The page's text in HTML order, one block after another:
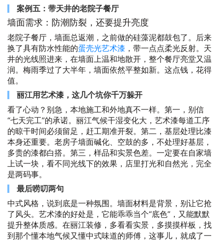
案例五：带天井的老院子餐厅
墙面需求：防潮防裂，还要提升亮度
老院子餐厅，墙面总返潮，之前做的硅藻泥都鼓包了。后来
换了具有防水性能的蛋壳光艺术漆 ，带一点点柔光反射。天
井的光线照进来，在墙面上温和地散开，整个餐厅亮堂又温
润。梅雨季过了大半年，墙面依然平整如新。这点钱，花得
值。
丽江用艺术漆，这几个坑你千万躲开
看了心动？别急，本地施工和外地真不一样。第一，别信
“七天完工”的承诺。丽江气候干湿变化大，艺术漆每道工序
的晾干时间必须留足，赶工期准开裂。第二，基层处理比漆
本身还重要。老房子墙面碱化、空鼓的多，不处理好基层，
多贵的漆都白搭。第三，样品和实景色差。一定要在自家墙
上试一块，看不同光线下的效果，店里打光和自然光，完全
是两码事。
最后唠叨两句
中式风格，说到底是一种氛围。墙面材料是背景，别让它抢
了风头。艺术漆的好处是，它能乖乖当个“底色”，又能默默
提升整体质感。在丽江装修，多看看实景，多摸摸样板，找
到那个懂本地气候又懂中式味道的师傅，这事儿，就成了一